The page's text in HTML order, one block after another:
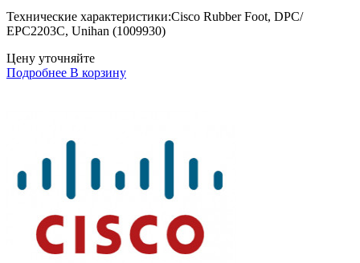
Технические характеристики:Cisco Rubber Foot, DPC/
EPC2203C, Unihan (1009930)
Цену уточняйте
Подробнее В корзину